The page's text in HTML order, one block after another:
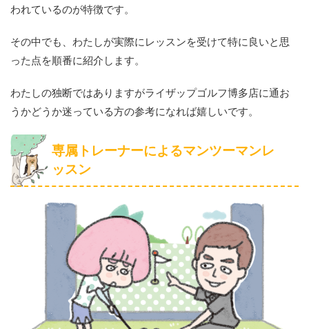
われているのが特徴です。
その中でも、わたしが実際にレッスンを受けて特に良いと思
った点を順番に紹介します。
わたしの独断ではありますがライザップゴルフ博多店に通お
うかどうか迷っている方の参考になれば嬉しいです。
専属トレーナーによるマンツーマンレ
ッスン